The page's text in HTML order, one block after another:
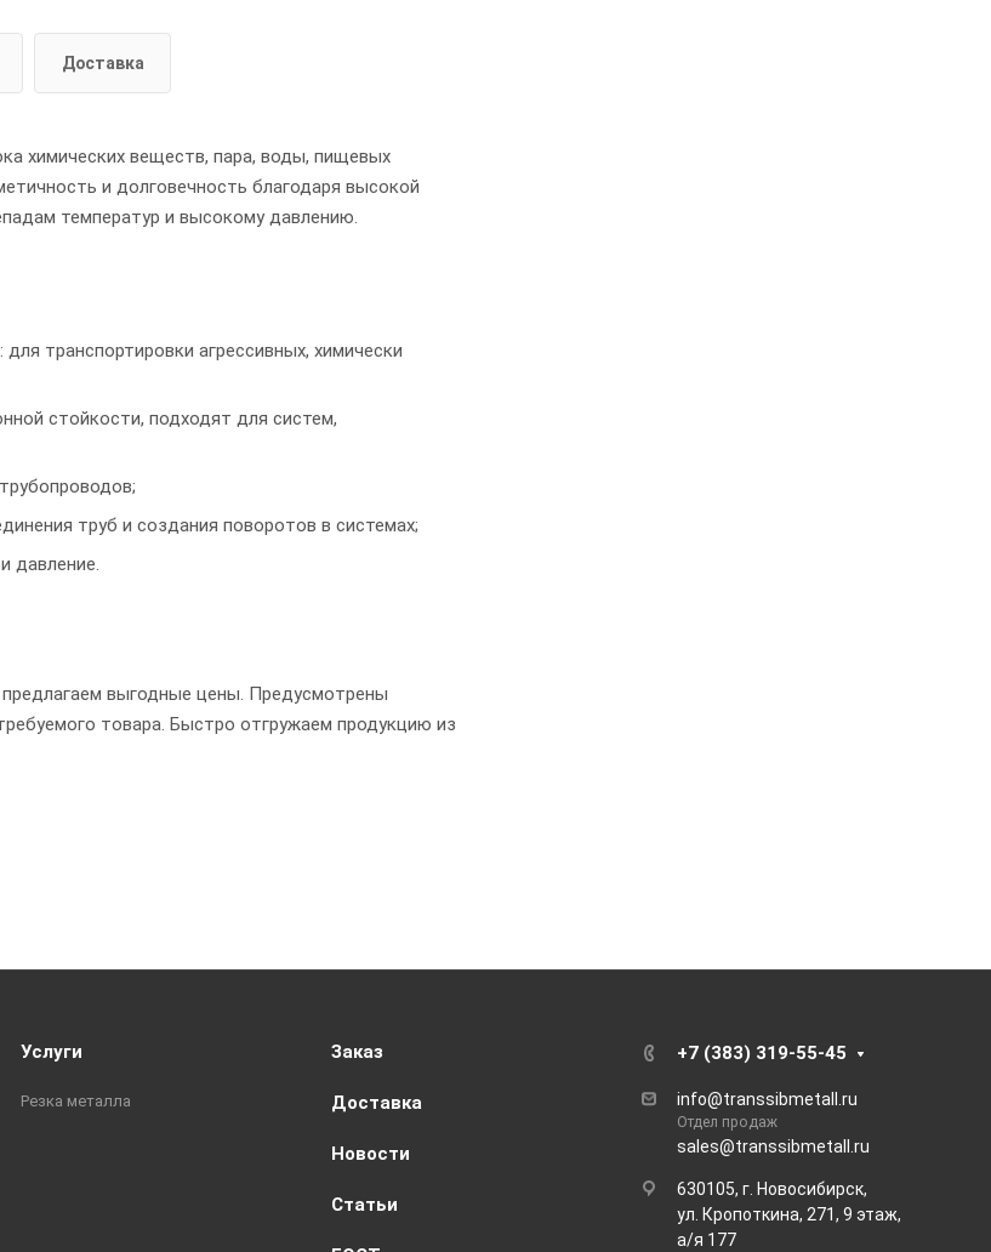
Доставка
химических веществ, пара, воды, пищевых
и долговечность благодаря высокой
температур и высокому давлению.
: для транспортировки агрессивных, химически
стойкости, подходят для систем,
труб и создания поворотов в системах;
давление.
выгодные цены. Предусмотрены
товара. Быстро отгружаем продукцию из
Услуги
Резка металла
Заказ
Доставка
Новости
Статьи
+7 (383) 319-55-45
info@transsibmetall.ru
Отдел продаж
sales@transsibmetall.ru
630105, г. Новосибирск,
ул. Кропоткина, 271, 9 этаж,
а/я 177